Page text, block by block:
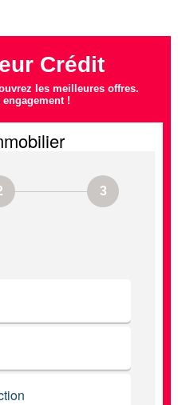
Crédit
les meilleures offres.
!